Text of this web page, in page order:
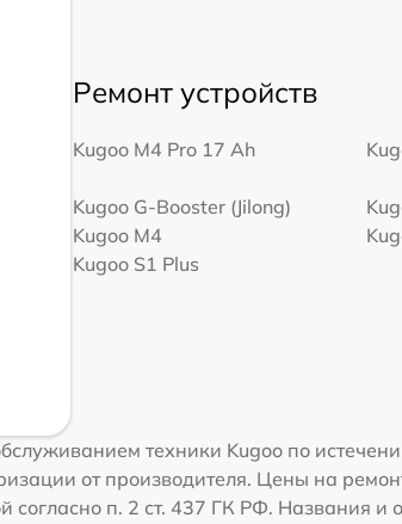
Ремонт устройств
Kugoo M4 Pro 17 Ah
Kugoo G-Booster (Jilong)
Kugoo M4
Kugoo S1 Plus
техники Kugoo по
от производителя. Цены на
согласно п. 2 ст. 437 ГК РФ. Названия и